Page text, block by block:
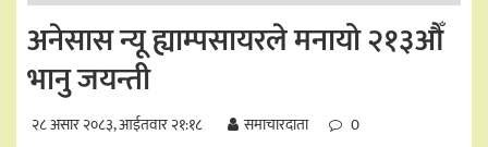
अनेसास न्यू ह्याम्पसायरले मनायो २१३औँ
भानु जयन्ती
२८ असार २०८३, आईतवार २१:१८ समाचारदाता 0